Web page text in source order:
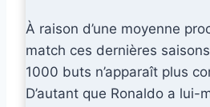
À raison d’une moyenne
match ces dernières
1000 buts n’apparaît plus
D’autant que Ronaldo a lui-